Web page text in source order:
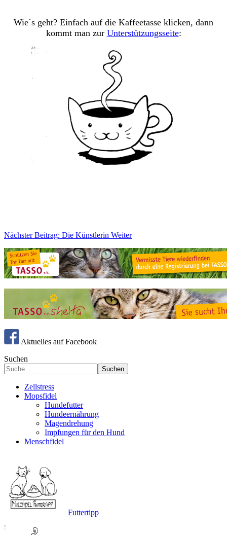
Wie´s geht? Einfach auf die Kaffeetasse klicken, dann
kommt man zur Unterstützungsseite:
Nächster Beitrag: Die Künstlerin Weiter
Aktuelles auf Facebook
Suchen
Suchen
Zellstress
Mopsfidel
Hundefutter
Hundeernährung
Magendrehung
Impfungen für den Hund
Menschfidel
Futtertipp